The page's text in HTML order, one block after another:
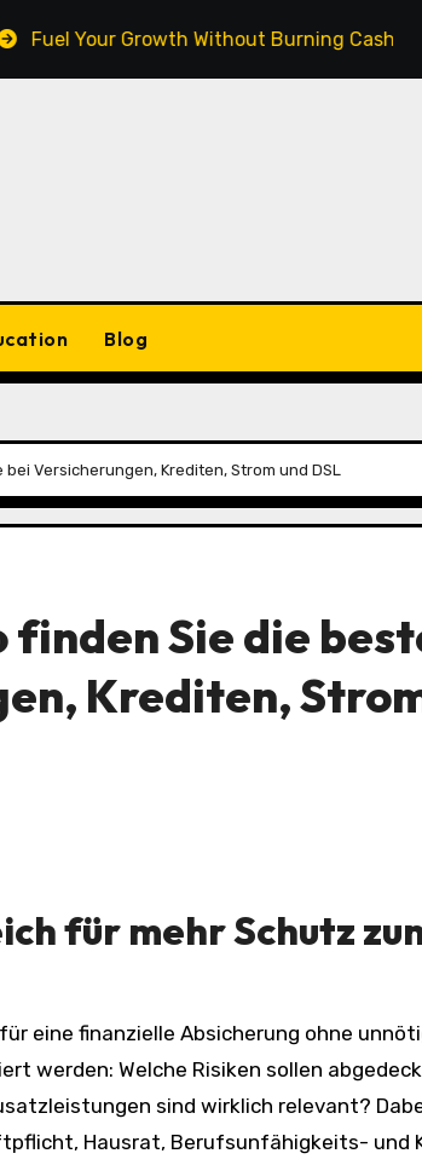
Growth Without Burning Cash:
Blog
Versicherungen, Krediten, Strom und DSL
Sie die
Krediten,
für mehr Schutz
eine finanzielle Absicherung ohne
werden: Welche Risiken sollen
sind wirklich relevant?
Hausrat, Berufsunfähigkeits- und